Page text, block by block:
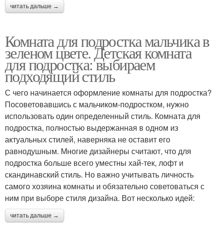
читать дальше →
Комната для подростка мальчика в
зеленом цвете. Детская комната
для подростка: выбираем
подходящий стиль
С чего начинается оформление комнаты для подростка?
Посоветовавшись с мальчиком-подростком, нужно
использовать один определенный стиль. Комната для
подростка, полностью выдержанная в одном из
актуальных стилей, наверняка не оставит его
равнодушным. Многие дизайнеры считают, что для
подростка больше всего уместны хай-тек, лофт и
скандинавский стиль. Но важно учитывать личность
самого хозяина комнаты и обязательно советоваться с
ним при выборе стиля дизайна. Вот несколько идей:
читать дальше →